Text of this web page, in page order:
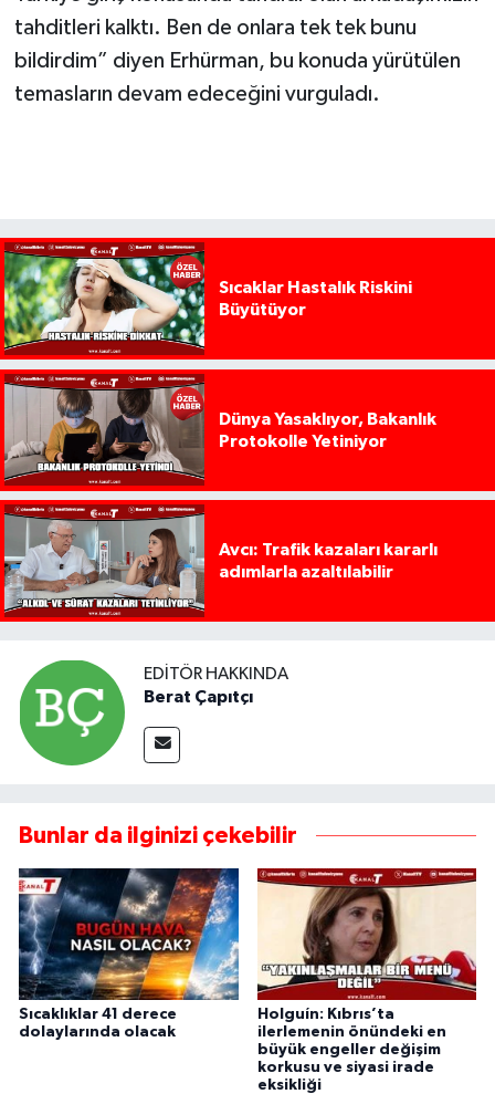
tahditleri kalktı. Ben de onlara tek tek bunu
bildirdim” diyen Erhürman, bu konuda yürütülen
temasların devam edeceğini vurguladı.
Sıcaklar Hastalık Riskini
Büyütüyor
Dünya Yasaklıyor, Bakanlık
Protokolle Yetiniyor
Avcı: Trafik kazaları kararlı
adımlarla azaltılabilir
EDITÖR HAKKINDA
Berat Çapıtçı
Bunlar da ilginizi çekebilir
Sıcaklıklar 41 derece
dolaylarında olacak
Holguín: Kıbrıs’ta
ilerlemenin önündeki en
büyük engeller değişim
korkusu ve siyasi irade
eksikliği